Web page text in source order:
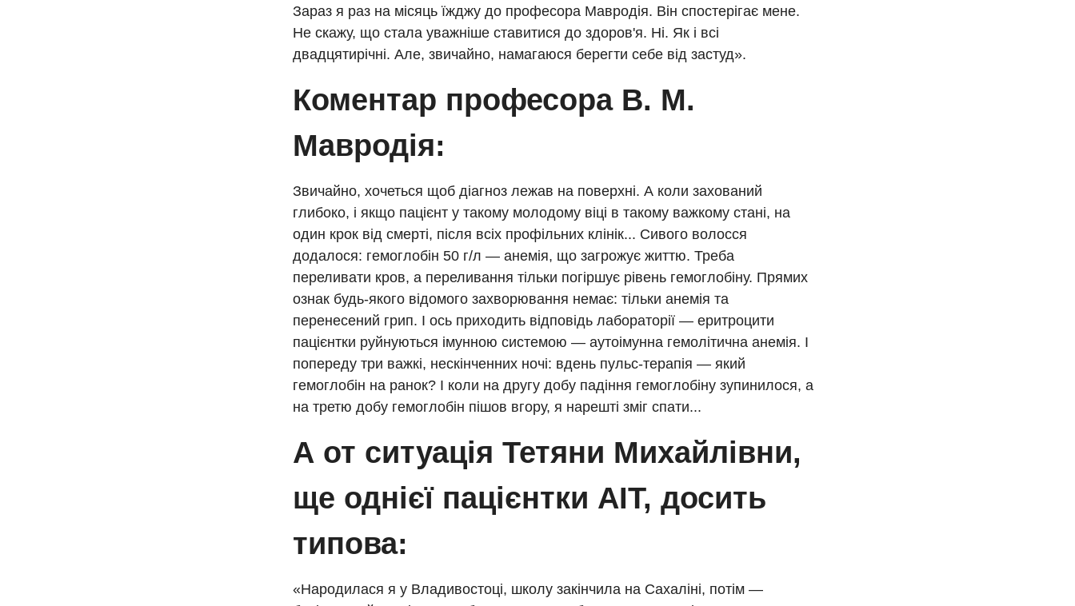
Зараз я раз на місяць їжджу до професора Мавродія. Він спостерігає мене.
Не скажу, що стала уважніше ставитися до здоров'я. Ні. Як і всі
двадцятирічні. Але, звичайно, намагаюся берегти себе від застуд».
Коментар професора В. М.
Мавродія:
Звичайно, хочеться щоб діагноз лежав на поверхні. А коли захований
глибоко, і якщо пацієнт у такому молодому віці в такому важкому стані, на
один крок від смерті, після всіх профільних клінік... Сивого волосся
додалося: гемоглобін 50 г/л — анемія, що загрожує життю. Треба
переливати кров, а переливання тільки погіршує рівень гемоглобіну. Прямих
ознак будь-якого відомого захворювання немає: тільки анемія та
перенесений грип. І ось приходить відповідь лабораторії — еритроцити
пацієнтки руйнуються імунною системою — аутоімунна гемолітична анемія. І
попереду три важкі, нескінченних ночі: вдень пульс-терапія — який
гемоглобін на ранок? І коли на другу добу падіння гемоглобіну зупинилося, а
на третю добу гемоглобін пішов вгору, я нарешті зміг спати...
А от ситуація Тетяни Михайлівни,
ще однієї пацієнтки АІТ, досить
типова:
«Народилася я у Владивостоці, школу закінчила на Сахаліні, потім —